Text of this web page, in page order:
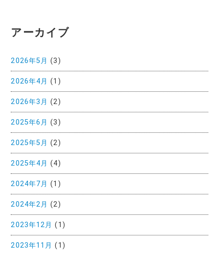
アーカイブ
2026年5月 (3)
2026年4月 (1)
2026年3月 (2)
2025年6月 (3)
2025年5月 (2)
2025年4月 (4)
2024年7月 (1)
2024年2月 (2)
2023年12月 (1)
2023年11月 (1)